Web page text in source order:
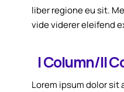
liber regione eu sit.
vide viderer eleifend
I Column/II
Lorem ipsum dolor